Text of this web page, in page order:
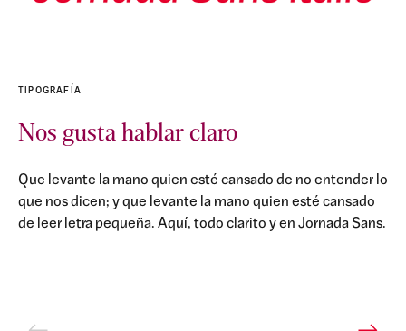
TIPOGRAFÍA
Nos gusta hablar claro
Que levante la mano quien esté cansado de no entender lo
que nos dicen; y que levante la mano quien esté cansado
de leer letra pequeña. Aquí, todo clarito y en Jornada Sans.